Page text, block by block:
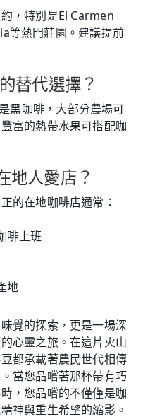
，特別是El Carmen
等熱門莊園。建議提前
替代選擇？
黑咖啡，大部分農場可
富的熱帶水果可搭配咖
地人愛店？
的在地咖啡店通常：
啡上班
地
覺的探索，更是一場深
心靈之旅。在這片火山
都承載著農民世代相傳
當您品嚐著那杯帶有巧
，您品嚐的不僅僅是咖
神與重生希望的縮影。